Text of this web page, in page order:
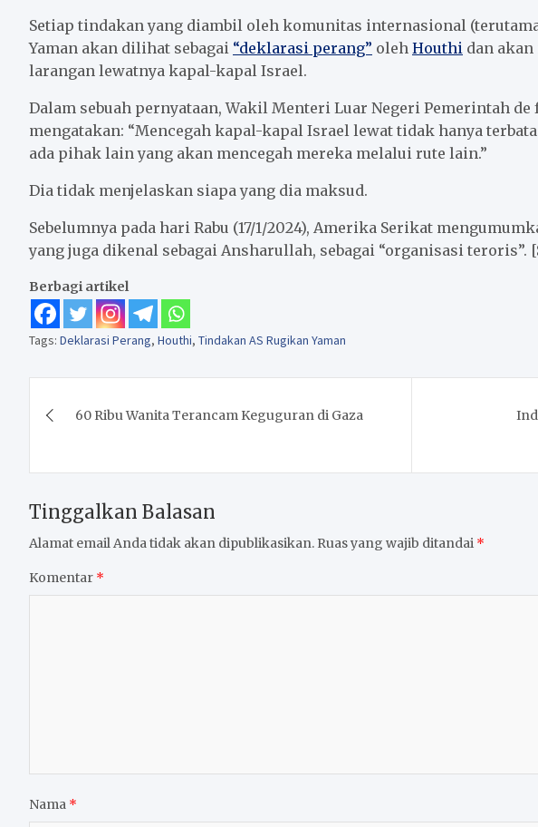
Setiap tindakan yang diambil oleh komunitas internasional
Yaman akan dilihat sebagai “deklarasi perang” oleh Houthi dan
larangan lewatnya kapal-kapal Israel.
Dalam sebuah pernyataan, Wakil Menteri Luar Negeri Pemerintah de
mengatakan: “Mencegah kapal-kapal Israel lewat tidak hanya
ada pihak lain yang akan mencegah mereka melalui rute lain.”
Dia tidak menjelaskan siapa yang dia maksud.
Sebelumnya pada hari Rabu (17/1/2024), Amerika Serikat
yang juga dikenal sebagai Ansharullah, sebagai “organisasi teroris”.
Berbagi artikel
Tags: Deklarasi Perang, Houthi, Tindakan AS Rugikan Yaman
pos60 Ribu Wanita Terancam Keguguran di Gaza
Tinggalkan Balasan
Alamat email Anda tidak akan dipublikasikan. Ruas yang wajib ditandai *
Komentar *
Nama *